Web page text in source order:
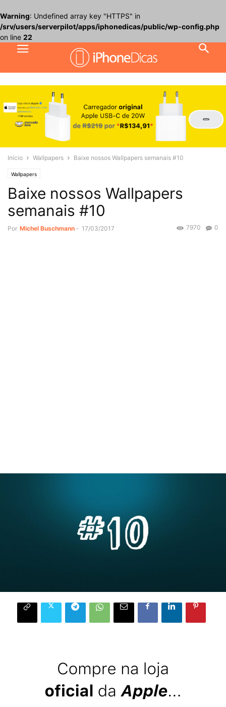
Warning: Undefined array key "HTTPS" in
/srv/users/serverpilot/apps/iphonedicas/public/wp-config.php
on line 22
Início Wallpapers Baixe nossos Wallpapers semanais #10
Wallpapers
Baixe nossos Wallpapers
semanais #10
Por Michel Buschmann - 17/03/2017 0
7970